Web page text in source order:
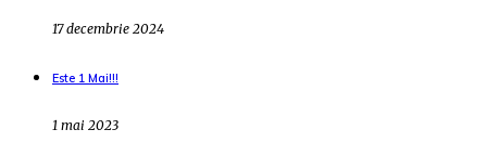
17 decembrie 2024
Este 1 Mai!!!
1 mai 2023